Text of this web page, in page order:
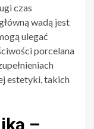
czas
wadą jest
ulegać
porcelana
estetyki, takich
–